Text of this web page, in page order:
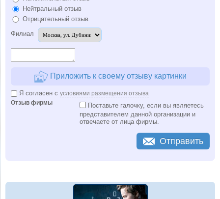
Нейтральный отзыв
Отрицательный отзыв
Филиал
Приложить к своему отзыву картинки
Я согласен с условиями размещения отзыва
Отзыв фирмы
Поставьте галочку, если вы являетесь
представителем данной организации и
отвечаете от лица фирмы.
Отправить